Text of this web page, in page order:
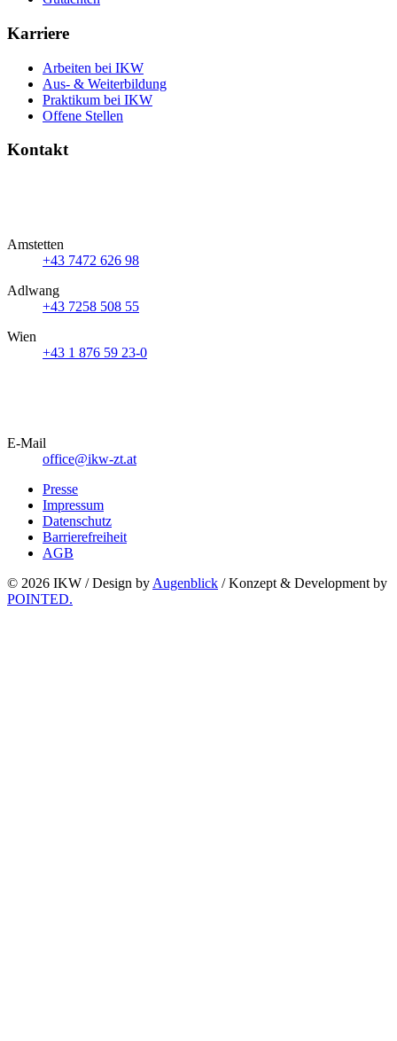
Karriere
Arbeiten bei IKW
Aus- & Weiterbildung
Praktikum bei IKW
Offene Stellen
Kontakt
Amstetten
+43 7472 626 98
Adlwang
+43 7258 508 55
Wien
+43 1 876 59 23-0
E-Mail
office@ikw-zt.at
Presse
Impressum
Datenschutz
Barrierefreiheit
AGB
© 2026 IKW /Design by Augenblick / Konzept & Development by
POINTED.